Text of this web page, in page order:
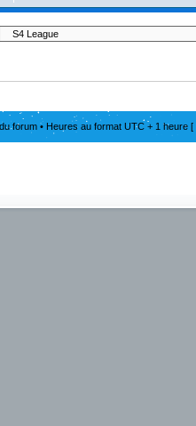
forum • Heures au format UTC + 1 heure [